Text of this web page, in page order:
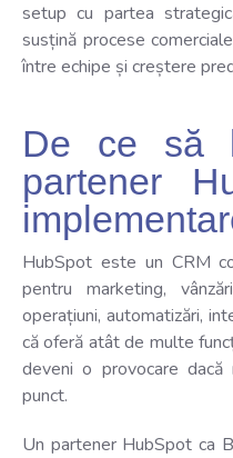
setup cu partea
susțină procese
între echipe și creștere
De ce să
partener
HubSpot este un CRM
pentru marketing,
operațiuni, automatizări,
că oferă atât de multe
deveni o provocare
punct.
Un partener HubSpot ca